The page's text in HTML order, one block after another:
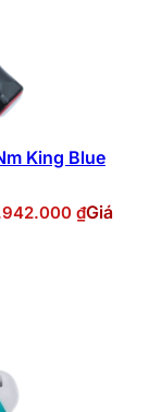
King Blue
₫Giá